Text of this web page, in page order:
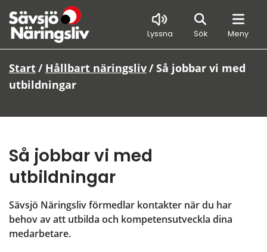
Lyssna Sök Meny
Sök
Start/ Hållbart näringsliv/Så jobbar vi med
utbildningar
Så jobbar vi med
utbildningar
Sävsjö Näringsliv förmedlar kontakter när du har
behov av att utbilda och kompetensutveckla dina
medarbetare.